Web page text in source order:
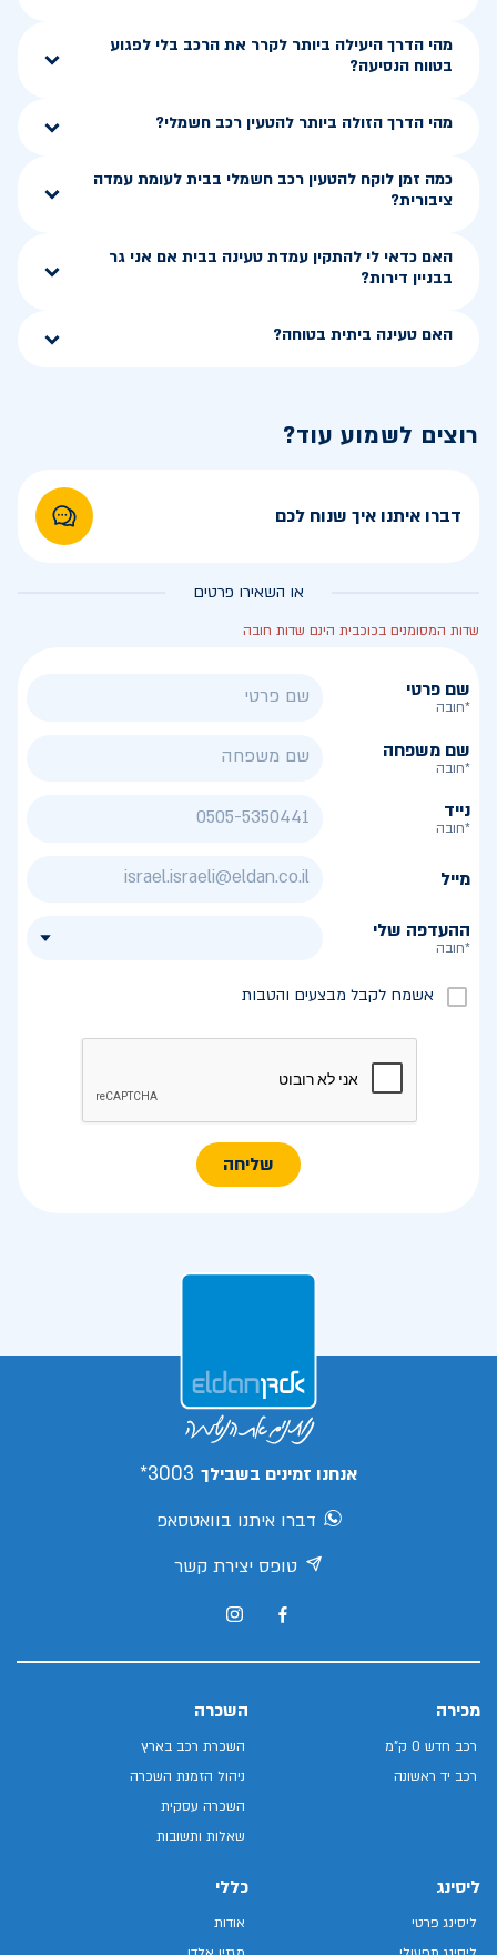
מהי הדרך היעילה ביותר לקרר את הרכב בלי לפגוע
בטווח הנסיעה?
מהי הדרך הזולה ביותר להטעין רכב חשמלי?
כמה זמן לוקח להטעין רכב חשמלי בבית לעומת עמדה
ציבורית?
האם כדאי לי להתקין עמדת טעינה בבית אם אני גר
בבניין דירות?
האם טעינה ביתית בטוחה?
רוצים לשמוע עוד?
דברו איתנו איך שנוח לכם
או השאירו פרטים
שדות המסומנים בכוכבית הינם שדות חובה
שם פרטי
*חובה
שם משפחה
*חובה
נייד
*חובה
מייל
ההעדפה שלי
*חובה
אשמח לקבל מבצעים והטבות
שליחה
אנחנו זמינים בשבילך 3003*
דברו איתנו בוואטסאפ
טופס יצירת קשר
מכירה
רכב חדש 0 ק"מ
רכב יד ראשונה
השכרה
השכרת רכב בארץ
ניהול הזמנת השכרה
השכרה עסקית
שאלות ותשובות
ליסינג
ליסינג פרטי
כללי
אודות